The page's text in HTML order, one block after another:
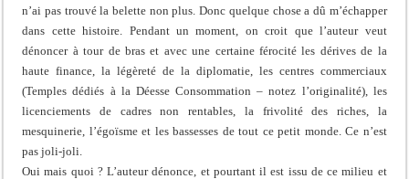
n’ai pas trouvé la belette non plus. Donc quelque chose a dû m’échapper
dans cette histoire. Pendant un moment, on croit que l’auteur veut
dénoncer à tour de bras et avec une certaine férocité les dérives de la
haute finance, la légèreté de la diplomatie, les centres commerciaux
(Temples dédiés à la Déesse Consommation – notez l’originalité), les
licenciements de cadres non rentables, la frivolité des riches, la
mesquinerie, l’égoïsme et les bassesses de tout ce petit monde. Ce n’est
pas joli-joli.
Oui mais quoi ? L’auteur dénonce, et pourtant il est issu de ce milieu et